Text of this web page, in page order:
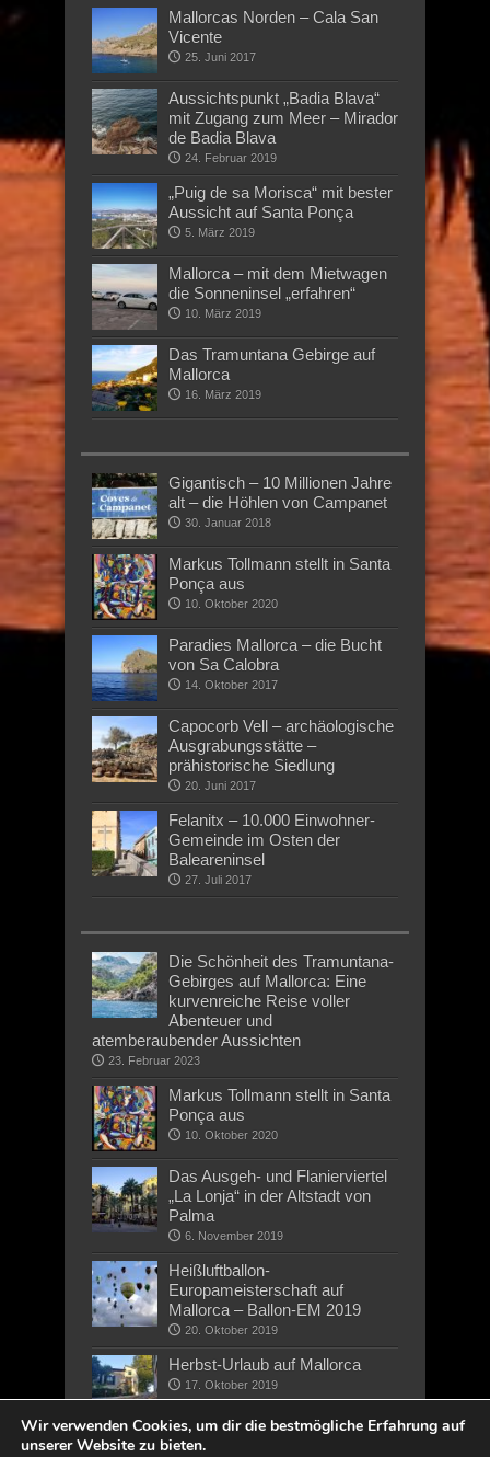
Mallorcas Norden – Cala San
Vicente
25. Juni 2017
Aussichtspunkt „Badia Blava“
mit Zugang zum Meer – Mirador
de Badia Blava
24. Februar 2019
„Puig de sa Morisca“ mit bester
Aussicht auf Santa Ponça
5. März 2019
Mallorca – mit dem Mietwagen
die Sonneninsel „erfahren“
10. März 2019
Das Tramuntana Gebirge auf
Mallorca
16. März 2019
Gigantisch – 10 Millionen Jahre
alt – die Höhlen von Campanet
30. Januar 2018
Markus Tollmann stellt in Santa
Ponça aus
10. Oktober 2020
Paradies Mallorca – die Bucht
von Sa Calobra
14. Oktober 2017
Capocorb Vell – archäologische
Ausgrabungsstätte –
prähistorische Siedlung
20. Juni 2017
Felanitx – 10.000 Einwohner-
Gemeinde im Osten der
Baleareninsel
27. Juli 2017
Die Schönheit des Tramuntana-
Gebirges auf Mallorca: Eine
kurvenreiche Reise voller
Abenteuer und
atemberaubender Aussichten
23. Februar 2023
Markus Tollmann stellt in Santa
Ponça aus
10. Oktober 2020
Das Ausgeh- und Flanierviertel
„La Lonja“ in der Altstadt von
Palma
6. November 2019
Heißluftballon-
Europameisterschaft auf
Mallorca – Ballon-EM 2019
20. Oktober 2019
Herbst-Urlaub auf Mallorca
17. Oktober 2019
Wir verwenden Cookies, um dir die bestmögliche Erfahrung auf
unserer Website zu bieten.